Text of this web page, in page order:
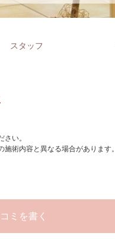
スタッフ
い。
術内容と異なる場合があります。
ミを書く